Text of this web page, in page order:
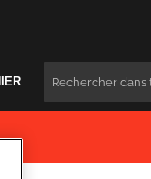
Rechercher